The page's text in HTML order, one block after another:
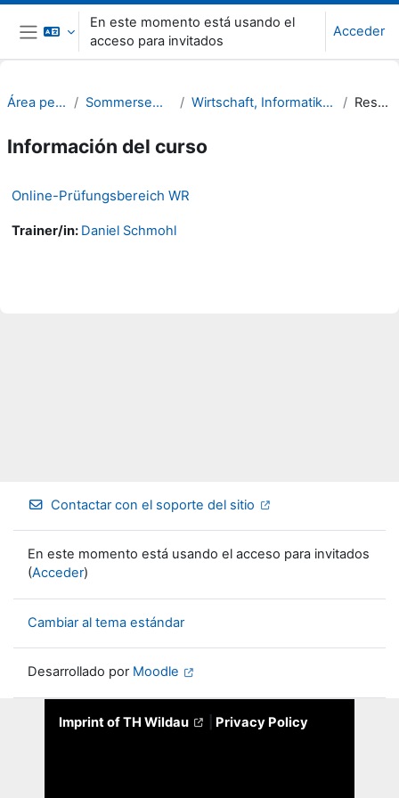
Salta al contenido principal
Panel lateral
En este momento está usando el
acceso para invitados
Acceder
Área personal Sommersemester 22 Wirtschaft, Informatik, Recht (WIR) Resumen
Información del curso
Online-Prüfungsbereich WR
Trainer/in: Daniel Schmohl
Contactar con el soporte del sitio
En este momento está usando el acceso para invitados
(Acceder)
Cambiar al tema estándar
Desarrollado por Moodle
Imprint of TH Wildau Privacy Policy